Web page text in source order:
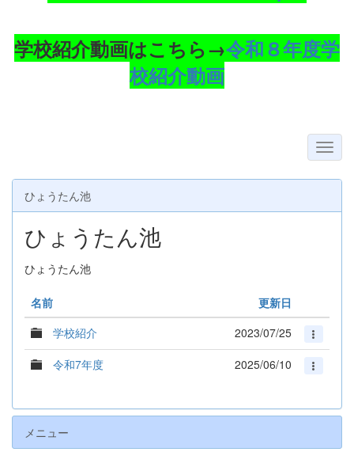
学校紹介動画はこちら→令和８年度学
校紹介動画
ひょうたん池
ひょうたん池
ひょうたん池
名前
更新日
学校紹介
2023/07/25
令和7年度
2025/06/10
メニュー